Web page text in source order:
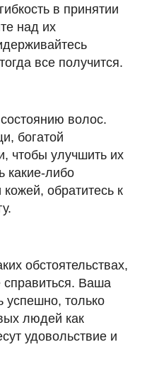
в принятии
над их
все получится.
волос.
богатой
чтобы улучшить их
какие-либо
обратитесь к
обстоятельствах,
справиться. Ваша
успешно, только
людей как
удовольствие и